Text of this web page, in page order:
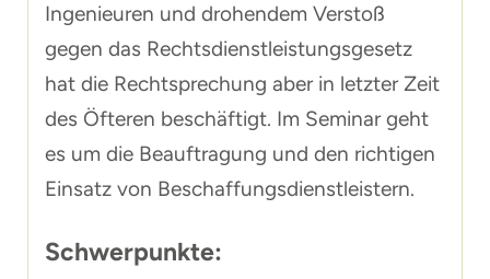
Ingenieuren und drohendem Verstoß
gegen das Rechtsdienstleistungsgesetz
hat die Rechtsprechung aber in letzter Zeit
des Öfteren beschäftigt. Im Seminar geht
es um die Beauftragung und den richtigen
Einsatz von Beschaffungsdienstleistern.
Schwerpunkte: